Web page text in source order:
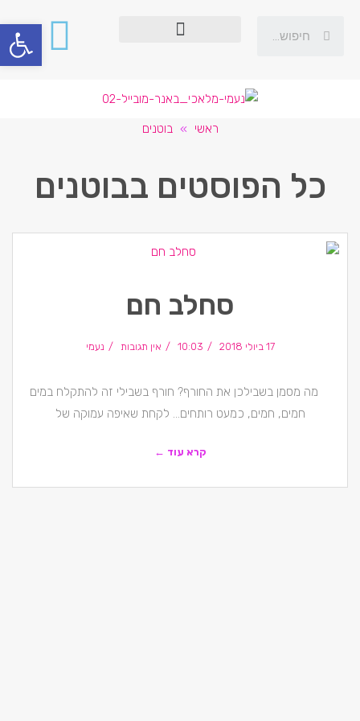
ראשי » בוטנים
כל הפוסטים בבוטנים
סחלב חם
17 ביולי 2018 10:03 אין תגובות נעמי
מה מסמן בשבילכן את החורף? חורף בשבילי זה להתקלח במים
חמים, חמים, כמעט רותחים… לקחת שאיפה עמוקה של
קרא עוד ←
פתח